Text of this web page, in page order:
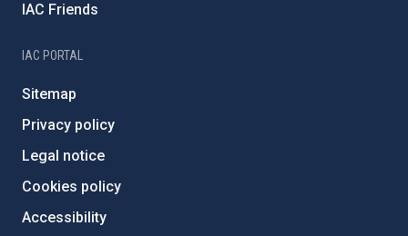
IAC Friends
IAC PORTAL
Sitemap
Privacy policy
Legal notice
Cookies policy
Accessibility